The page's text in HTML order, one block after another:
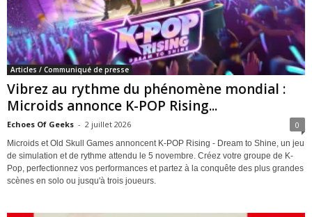
Articles / Communiqué de presse
Vibrez au rythme du phénomène mondial :
Microids annonce K-POP Rising...
Echoes Of Geeks - 2 juillet 2026 0
Microids et Old Skull Games annoncent K-POP Rising - Dream to Shine, un jeu
de simulation et de rythme attendu le 5 novembre. Créez votre groupe de K-
Pop, perfectionnez vos performances et partez à la conquête des plus grandes
scènes en solo ou jusqu'à trois joueurs.